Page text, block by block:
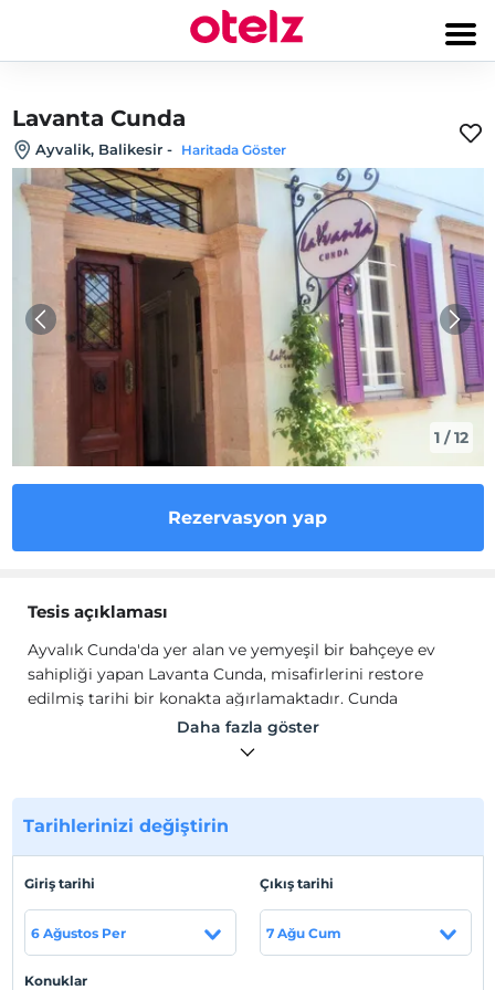
Lavanta Cunda
Ayvalik, Balikesir - Haritada Göster
1 /12
Rezervasyon yap
Tesis açıklaması
Ayvalık Cunda'da yer alan ve yemyeşil bir bahçeye ev
sahipliği yapan Lavanta Cunda, misafirlerini restore
edilmiş tarihi bir konakta ağırlamaktadır. Cunda
Adası’nın merkezinde yer alan, sahil ve restoranlara
sadece bir dakika yürüyerek ulaşabileceğiniz bir
sokaklarda yürürken mor panjurlarıyla hemen dikkatinizi
çekecektir.
1893 yılında inşa edilmiş tarihi Rum evinin nostaljik
ruhunu koruyarak restore edilmiş ve bugünün Lavanta
Cunda’sı yaratılan otelimizde sizleri ağırlamaktan
memnuniyet duyacağız.
Her biri birbirinden farklı renklerle dekore edilmiş yüksek
Daha fazla göster
Tarihlerinizi değiştirin
Giriş tarihi
6 Ağustos Per
Çıkış tarihi
7 Ağu Cum
Konuklar